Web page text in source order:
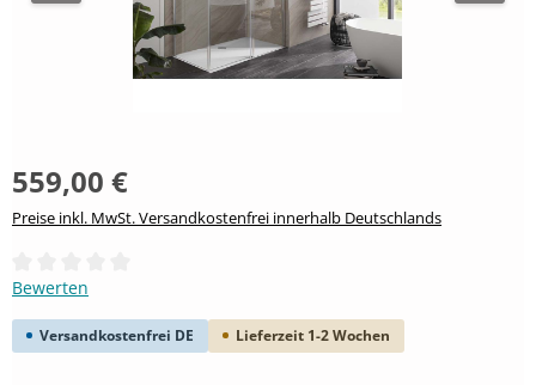
559,00 €
Preise inkl. MwSt. Versandkostenfrei innerhalb Deutschlands
Durchschnittliche Bewertung von 0 von 5 Sternen
Bewerten
Versandkostenfrei DE Lieferzeit 1-2 Wochen